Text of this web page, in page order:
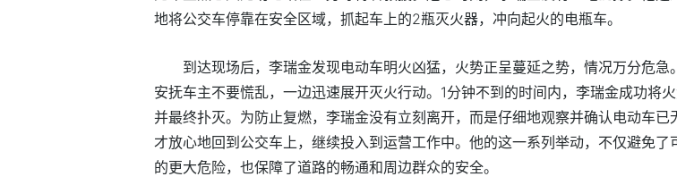
地将公交车停靠在安全区域，抓起车上的2瓶灭火器，冲向起火的电瓶车。
到达现场后，李瑞金发现电动车明火凶猛，火势正呈蔓延之势，情况万分危急
安抚车主不要慌乱，一边迅速展开灭火行动。1分钟不到的时间内，李瑞金成功将
并最终扑灭。为防止复燃，李瑞金没有立刻离开，而是仔细地观察并确认电动车已
才放心地回到公交车上，继续投入到运营工作中。他的这一系列举动，不仅避免了
的更大危险，也保障了道路的畅通和周边群众的安全。